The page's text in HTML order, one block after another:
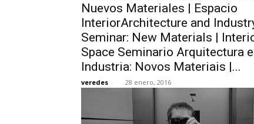
Nuevos Materiales | Espacio
InteriorArchitecture and
Seminar: New Materials |
Space Seminario Arquitectura e
Industria: Novos Materiais |...
veredes - 28 enero, 2016